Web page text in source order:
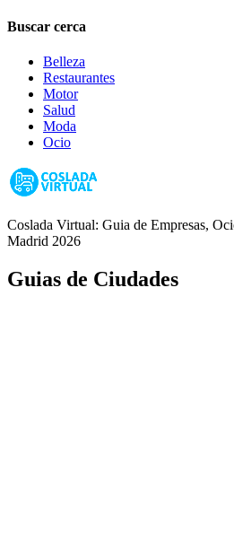
Buscar cerca
Belleza
Restaurantes
Motor
Salud
Moda
Ocio
Coslada Virtual: Guia de Empresas,
Madrid 2026
Guias de Ciudades